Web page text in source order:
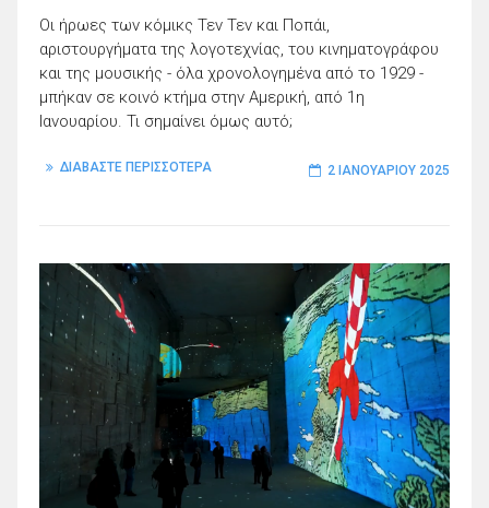
Οι ήρωες των κόμικς Τεν Τεν και Ποπάι,
αριστουργήματα της λογοτεχνίας, του κινηματογράφου
και της μουσικής - όλα χρονολογημένα από το 1929 -
μπήκαν σε κοινό κτήμα στην Αμερική, από 1η
Ιανουαρίου. Τι σημαίνει όμως αυτό;
ΔΙΑΒΑΣΤΕ ΠΕΡΙΣΣΟΤΕΡΑ 2 ΙΑΝΟΥΑΡΊΟΥ 2025